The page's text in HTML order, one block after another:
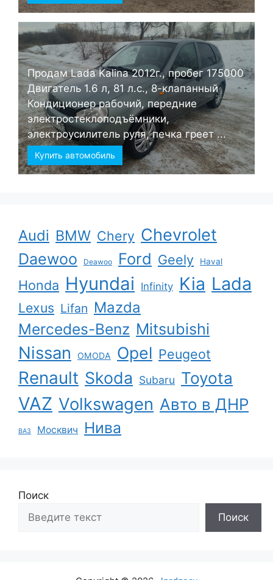
Продам Lada Kalina 2012г., пробег 175000
Двигатель 1.6 л, 81 л.с., 8-клапанный
Кондиционер рабочий, передние
электростеклоподъёмники,
электроусилитель руля, печка греет ...
Купить автомобиль
Audi BMW Chery Chevrolet
Daewoo Deawoo Ford Geely Haval
Honda Hyundai Infinity Kia Lada
Lexus Lifan Mazda
Mercedes-Benz Mitsubishi
Nissan OMODA Opel Peugeot
Renault Skoda Subaru Toyota
VAZ Volkswagen Авто в ДНР
ВАЗ Москвич Нива
Поиск
Поиск